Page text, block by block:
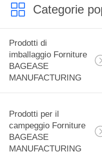
Categorie
Prodotti di
imballaggio Forniture
BAGEASE
MANUFACTURING
Prodotti per il
campeggio Forniture
BAGEASE
MANUFACTURING